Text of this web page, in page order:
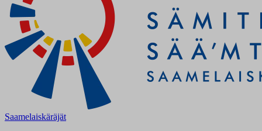
Saamelaiskäräjät